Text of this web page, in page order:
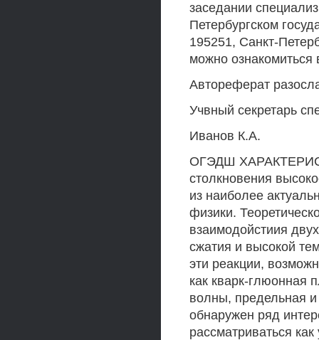
заседании
Петербургском
195251, Санкт-
можно
Автореферат
Учвный секретарь
Иванов К.А.
ОГЭДШ
столкновения
из наиболее
физики.
взаимодойстиия
сжатия и высокой
эти реакции,
как кварк-глюонная
волны, предельная и
обнаружен ряд
рассматриваться